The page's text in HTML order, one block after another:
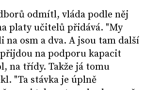
odmítl, vláda podle něj
platy učitelů přidává. "My
osm a dva. A jsou tam další
na podporu kapacit
na třídy. Takže já tomu
"Ta stávka je úplně